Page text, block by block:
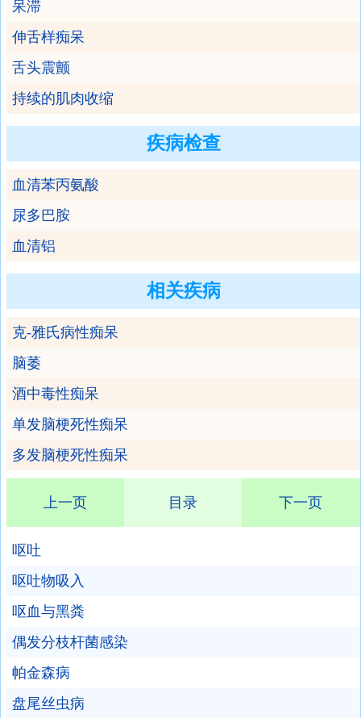
呆滞
伸舌样痴呆
舌头震颤
持续的肌肉收缩
疾病检查
血清苯丙氨酸
尿多巴胺
血清铝
相关疾病
克-雅氏病性痴呆
脑萎
酒中毒性痴呆
单发脑梗死性痴呆
多发脑梗死性痴呆
上一页 目录 下一页
呕吐
呕吐物吸入
呕血与黑粪
偶发分枝杆菌感染
帕金森病
盘尾丝虫病